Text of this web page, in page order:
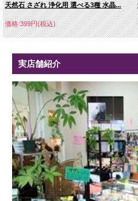
天然石 さざれ 浄化用 選べる3種 水晶...
価格:399円(税込)
実店舗紹介